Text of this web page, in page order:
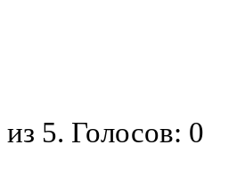
из 5. Голосов: 0